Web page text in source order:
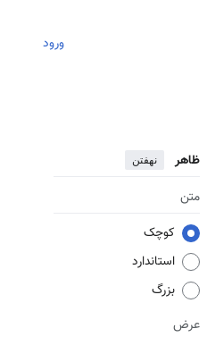
ورود
ظاهر نهفتن
متن
کوچک
استاندارد
بزرگ
عرض